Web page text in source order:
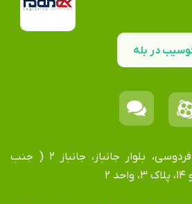
آدرس دفتر: مشهد، بلوار فردوسی، بلوار جانباز، جانباز ۲ ( جنب
در بله